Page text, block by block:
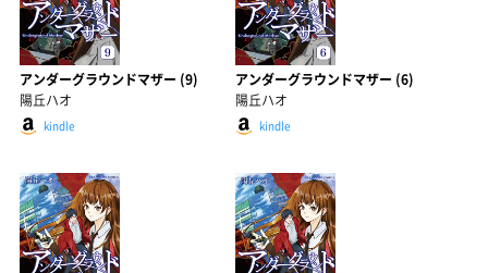
アンダーグラウンドマザー (9)
陽丘ハオ
kindle
アンダーグラウンドマザー (6)
陽丘ハオ
kindle